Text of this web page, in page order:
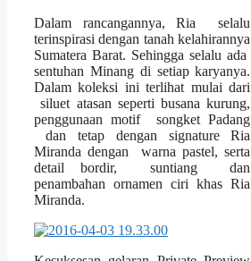
Dalam rancangannya, Ria selalu
terinspirasi dengan tanah kelahirannya
Sumatera Barat. Sehingga selalu ada
sentuhan Minang di setiap karyanya.
Dalam koleksi ini terlihat mulai dari
siluet atasan seperti busana kurung,
penggunaan motif songket Padang
dan tetap dengan signature Ria
Miranda dengan warna pastel, serta
detail bordir, suntiang dan
penambahan ornamen ciri khas Ria
Miranda.